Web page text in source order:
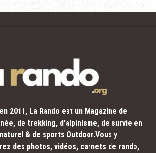
2011, La Rando est un Magazine de
de trekking, d’alpinisme, de survie en
& de sports Outdoor.Vous y
des photos, vidéos, carnets de rando,